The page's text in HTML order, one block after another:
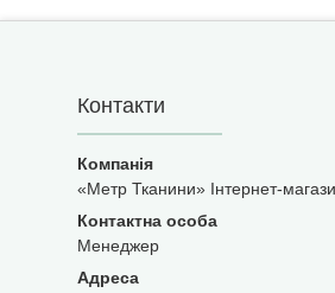
Контакти
«Метр Тканини» Інтернет-
Менеджер